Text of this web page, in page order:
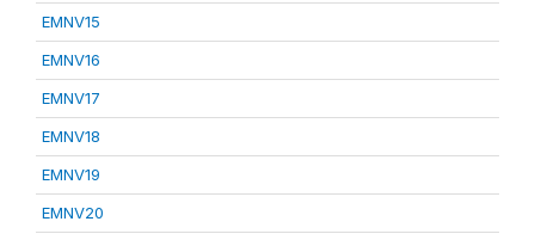
EMNV15
EMNV16
EMNV17
EMNV18
EMNV19
EMNV20